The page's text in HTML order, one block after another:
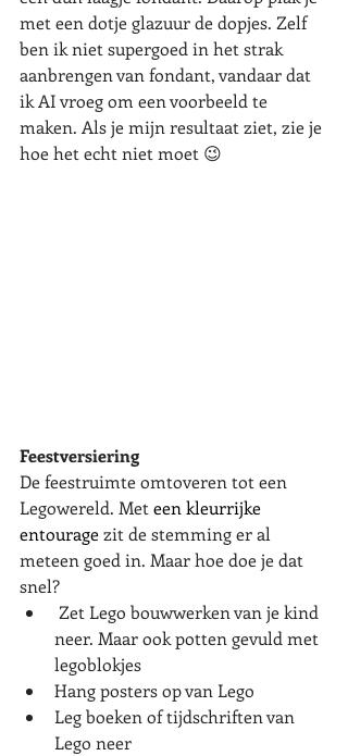
met een dotje glazuur de dopjes. Zelf
ben ik niet supergoed in het strak
aanbrengen van fondant, vandaar dat
ik AI vroeg om een voorbeeld te
maken. Als je mijn resultaat ziet, zie je
hoe het echt niet moet 😉
Feestversiering
De feestruimte omtoveren tot een
Legowereld. Met een kleurrijke
entourage zit de stemming er al
meteen goed in. Maar hoe doe je dat
snel?
Zet Lego bouwwerken van je kind
neer. Maar ook potten gevuld met
legoblokjes
Hang posters op van Lego
Leg boeken of tijdschriften van
Lego neer